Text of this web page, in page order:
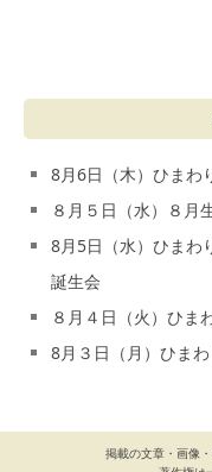
8月6日（木）ひまわ
８月５日（水）８
8月5日（水）ひまわ
誕生会
８月４日（火）ひま
8月３日（月）ひま
掲載の文章・画像